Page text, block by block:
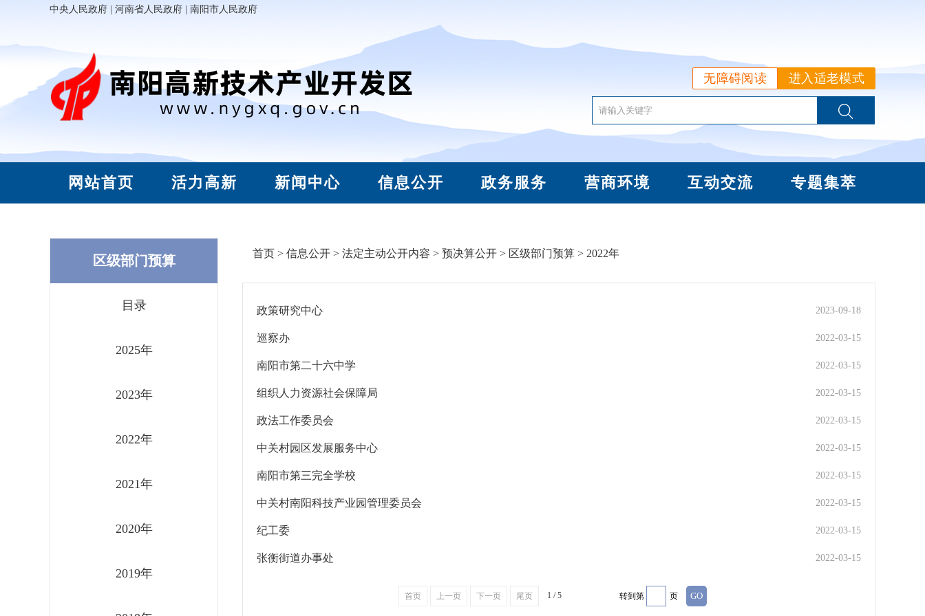
中央人民政府 河南省人民政府 南阳市人民政府
进入适老模式
无障碍阅读
网站首页 活力高新 新闻中心 信息公开 政务服务 营商环境 互动交流 专题集萃
区级部门预算
目录
2025年
2023年
2022年
2021年
2020年
2019年
首页 > 信息公开 > 法定主动公开内容 > 预决算公开 > 区级部门预算 > 2022年
2023-09-18
政策研究中心
2022-03-15
巡察办
2022-03-15
南阳市第二十六中学
2022-03-15
组织人力资源社会保障局
2022-03-15
政法工作委员会
2022-03-15
中关村园区发展服务中心
2022-03-15
南阳市第三完全学校
2022-03-15
中关村南阳科技产业园管理委员会
2022-03-15
纪工委
2022-03-15
张衡街道办事处
首页 上一页 下一页 尾页 1 / 5 转到第 页